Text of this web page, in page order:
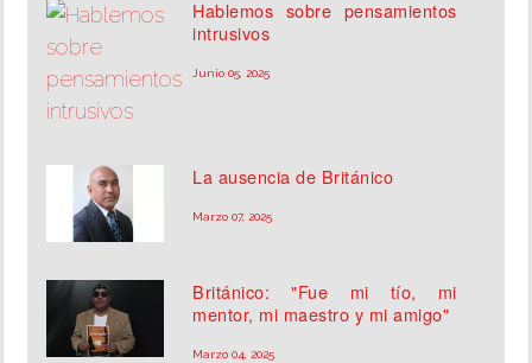
Hablemos sobre pensamientos
intrusivos
Junio 05, 2025
La ausencia de Británico
Marzo 07, 2025
Británico: "Fue mi tío, mi
mentor, mi maestro y mi amigo"
Marzo 04, 2025